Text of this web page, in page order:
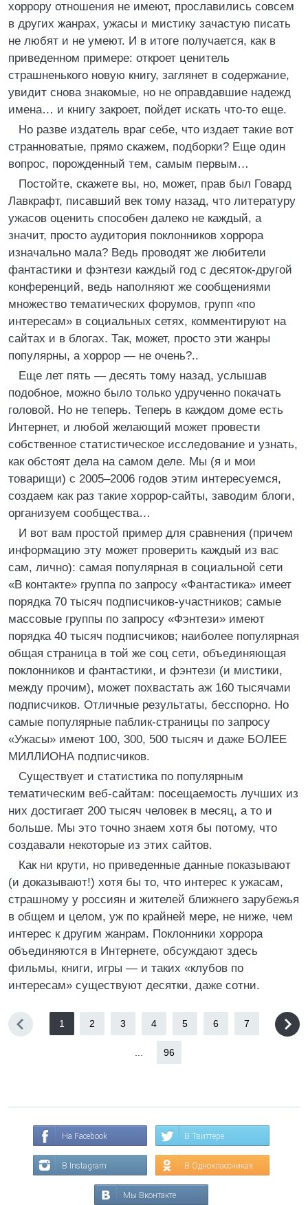
хоррору отношения не имеют, прославились совсем
в других жанрах, ужасы и мистику зачастую писать
не любят и не умеют. И в итоге получается, как в
приведенном примере: откроет ценитель
страшненького новую книгу, заглянет в содержание,
увидит снова знакомые, но не оправдавшие надежд
имена… и книгу закроет, пойдет искать что-то еще.
Но разве издатель враг себе, что издает такие вот
странноватые, прямо скажем, подборки? Еще один
вопрос, порожденный тем, самым первым…
Постойте, скажете вы, но, может, прав был Говард
Лавкрафт, писавший век тому назад, что литературу
ужасов оценить способен далеко не каждый, а
значит, просто аудитория поклонников хоррора
изначально мала? Ведь проводят же любители
фантастики и фэнтези каждый год с десяток-другой
конференций, ведь наполняют же сообщениями
множество тематических форумов, групп «по
интересам» в социальных сетях, комментируют на
сайтах и в блогах. Так, может, просто эти жанры
популярны, а хоррор — не очень?..
Еще лет пять — десять тому назад, услышав
подобное, можно было только удрученно покачать
головой. Но не теперь. Теперь в каждом доме есть
Интернет, и любой желающий может провести
собственное статистическое исследование и узнать,
как обстоят дела на самом деле. Мы (я и мои
товарищи) с 2005–2006 годов этим интересуемся,
создаем как раз такие хоррор-сайты, заводим блоги,
организуем сообщества…
И вот вам простой пример для сравнения (причем
информацию эту может проверить каждый из вас
сам, лично): самая популярная в социальной сети
«В контакте» группа по запросу «Фантастика» имеет
порядка 70 тысяч подписчиков-участников; самые
массовые группы по запросу «Фэнтези» имеют
порядка 40 тысяч подписчиков; наиболее популярная
общая страница в той же соц сети, объединяющая
поклонников и фантастики, и фэнтези (и мистики,
между прочим), может похвастать аж 160 тысячами
подписчиков. Отличные результаты, бесспорно. Но
самые популярные паблик-страницы по запросу
«Ужасы» имеют 100, 300, 500 тысяч и даже БОЛЕЕ
МИЛЛИОНА подписчиков.
Существует и статистика по популярным
тематическим веб-сайтам: посещаемость лучших из
них достигает 200 тысяч человек в месяц, а то и
больше. Мы это точно знаем хотя бы потому, что
создавали некоторые из этих сайтов.
Как ни крути, но приведенные данные показывают
(и доказывают!) хотя бы то, что интерес к ужасам,
страшному у россиян и жителей ближнего зарубежья
в общем и целом, уж по крайней мере, не ниже, чем
интерес к другим жанрам. Поклонники хоррора
объединяются в Интернете, обсуждают здесь
фильмы, книги, игры — и таких «клубов по
интересам» существуют десятки, даже сотни.
1 2 3 4 5 6 7
96
На Facebook В Твиттере
В Instagram В Одноклассниках
Мы Вконтакте